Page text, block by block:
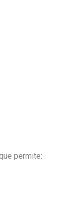
permite: